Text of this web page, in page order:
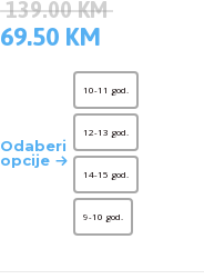
139.00KM
69.50 KM
Odaberi
opcije
10-11 god.
12-13 god.
14-15 god.
9-10 god.